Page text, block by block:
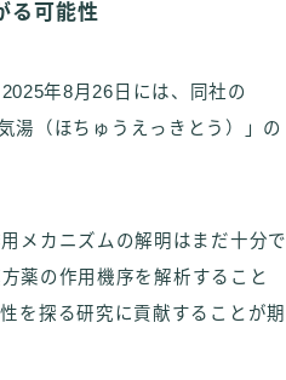
る可能性
年8月26日には、同社の
湯（ほちゅうえっきとう）」の
メカニズムの解明はまだ十分で
薬の作用機序を解析すること
を探る研究に貢献することが期